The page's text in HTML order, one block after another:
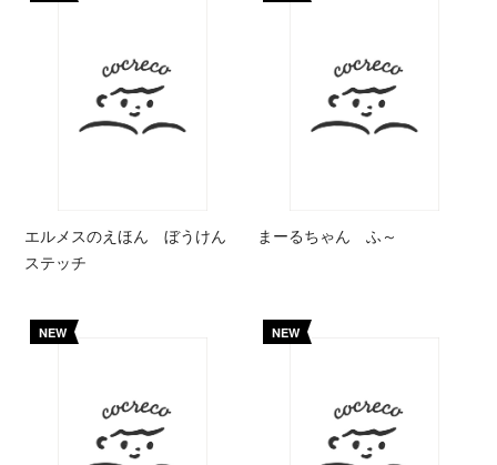
エルメスのえほん ぼうけん
ステッチ
まーるちゃん ふ～
NEW NEW